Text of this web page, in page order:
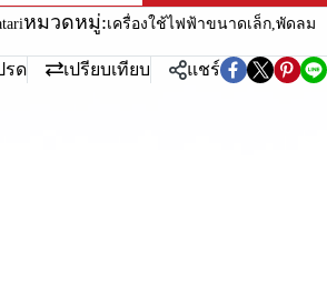
หมวดหมู่:เครื่องใช้ไฟฟ้าขนาดเล็ก,พัดลม
รด เปรียบเทียบ แชร์